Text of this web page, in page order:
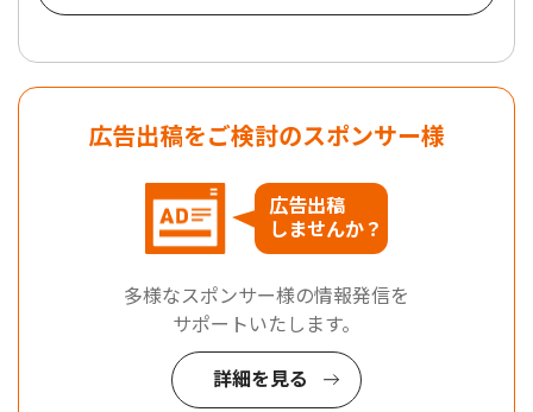
広告出稿をご検討のスポンサー様
広告出稿
しませんか？
多様なスポンサー様の情報発信を
サポートいたします。
詳細を見る